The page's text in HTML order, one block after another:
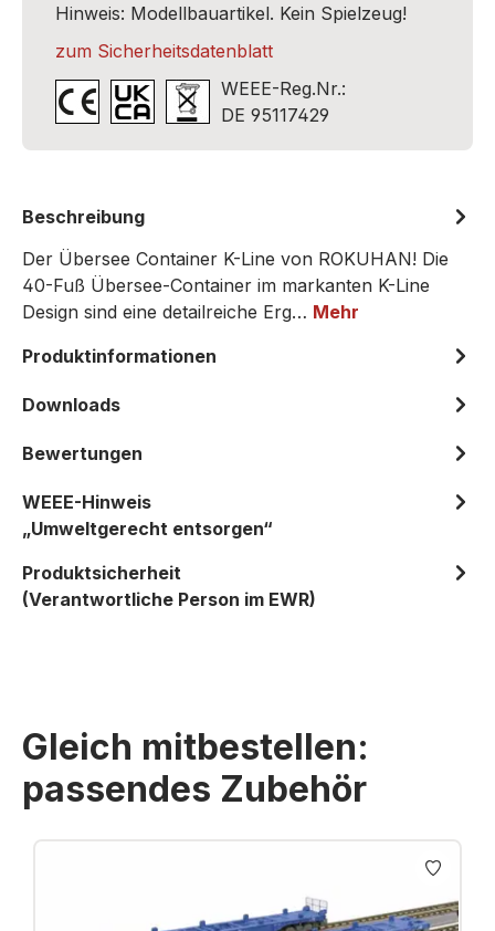
Hinweis: Modellbauartikel. Kein Spielzeug!
zum Sicherheitsdatenblatt
WEEE-Reg.Nr.:
DE 95117429
Beschreibung
Der Übersee Container K-Line von ROKUHAN! Die
40-Fuß Übersee-Container im markanten K-Line
Design sind eine detailreiche Erg… Mehr
Produktinformationen
Downloads
Bewertungen
WEEE-Hinweis
„Umweltgerecht entsorgen“
Produktsicherheit
(Verantwortliche Person im EWR)
Gleich mitbestellen:
passendes Zubehör
Produktgalerie überspringen